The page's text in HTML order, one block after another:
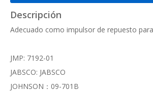
Descripción
Adecuado como impulsor de repuesto
JMP: 7192-01
JABSCO: JABSCO
JOHNSON：09-701B